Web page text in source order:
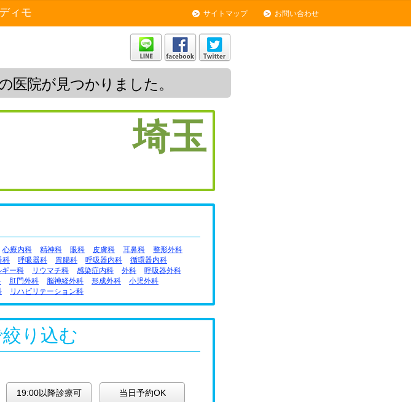
ィモ サイトマップ お問い合わせ
医院が見つかりました。
埼玉
心療内科 精神科 眼科 皮膚科 耳鼻科
整形外科
科 呼吸器科 胃腸科 呼吸器内科
循環器内科
ギー科 リウマチ科 感染症内科 外科
呼吸器外科
肛門外科 脳神経外科 形成外科
小児外科
リハビリテーション科
り込む
19:00以降診療可 当日予約OK